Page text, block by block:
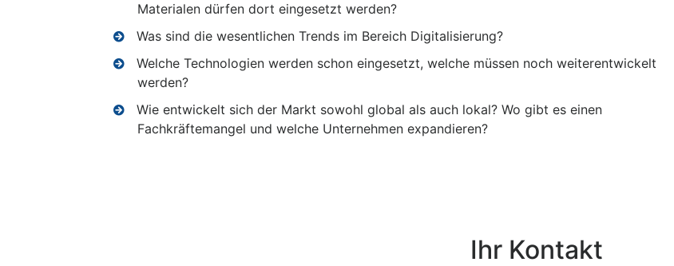
Materialen dürfen dort eingesetzt werden?
Was sind die wesentlichen Trends im Bereich Digitalisierung?
Welche Technologien werden schon eingesetzt, welche müssen noch weiterentwickelt
werden?
Wie entwickelt sich der Markt sowohl global als auch lokal? Wo gibt es einen
Fachkräftemangel und welche Unternehmen expandieren?
Ihr Kontakt